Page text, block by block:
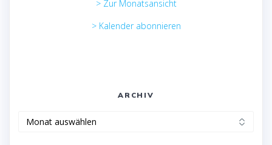
> Zur Monatsansicht
> Kalender abonnieren
ARCHIV